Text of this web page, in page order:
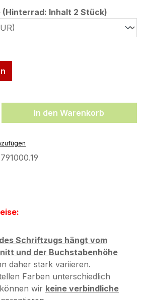
Inhalt 2 Stück)
Gib den
In den Warenkorb
791000.19
Schriftzugs hängt vom
und der Buchstabenhöhe
daher stark variieren.
Farben unterschiedlich
wir keine verbindliche